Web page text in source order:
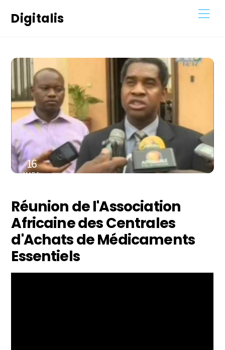
Digitalis
16
MARS
Réunion de l'Association
Africaine des Centrales
d'Achats de Médicaments
Essentiels